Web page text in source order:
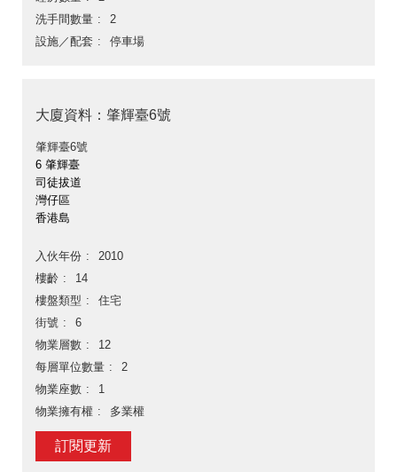
洗手間數量
2
設施／配套
停車場
大廈資料：肇輝臺6號
肇輝臺6號
6 肇輝臺
司徒拔道
灣仔區
香港島
入伙年份
2010
樓齡
14
樓盤類型
住宅
街號
6
物業層數
12
每層單位數量
2
物業座數
1
物業擁有權
多業權
訂閱更新